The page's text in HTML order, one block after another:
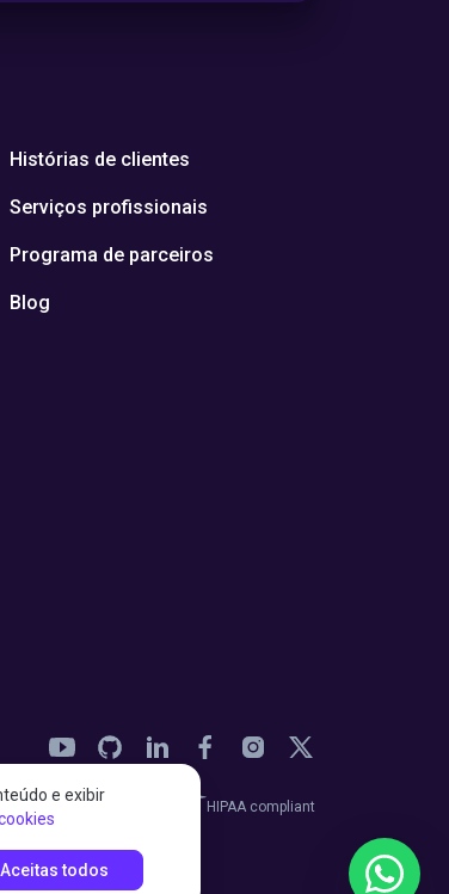
Histórias de clientes
Serviços profissionais
Programa de parceiros
Blog
HIPAA compliant
e exibir
Aceitas todos